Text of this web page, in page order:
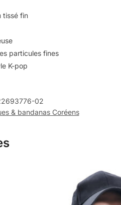
tissé fin
particules fines
K-pop
02
& bandanas Coréens